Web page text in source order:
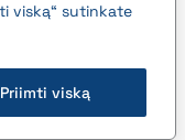
viską“ sutinkate
Priimti viską
05-26,
vaisių ir